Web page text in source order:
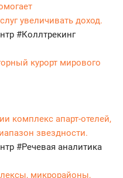
увеличивать доход.
#Коллтрекинг
курорт мирового
комплекс апарт-отелей,
звездности.
#Речевая аналитика
микрорайоны,